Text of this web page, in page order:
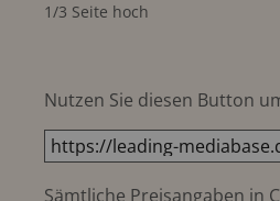
1/3 Seite hoch
Nutzen Sie diesen Button
Sämtliche Preisangaben in